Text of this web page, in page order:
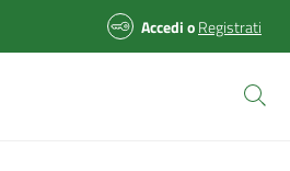
AccedioRegistrati